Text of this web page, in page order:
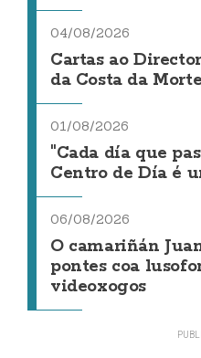
04/08/2026
Cartas ao
da Costa da
01/08/2026
"Cada día que
Centro de Día é
06/08/2026
O camariñán
pontes coa
videoxogos